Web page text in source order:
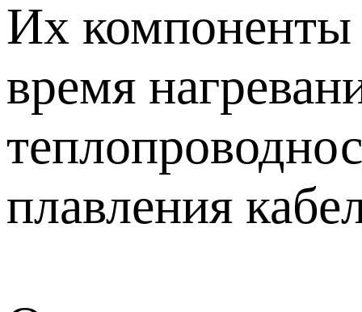
Их компоненты
время
плавления